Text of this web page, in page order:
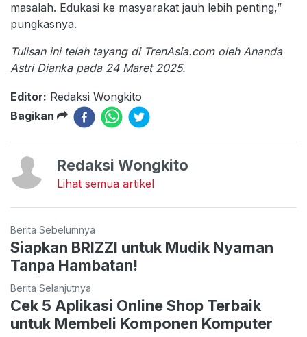
masalah. Edukasi ke masyarakat jauh lebih penting,”
pungkasnya.
Tulisan ini telah tayang di TrenAsia.com oleh Ananda
Astri Dianka pada 24 Maret 2025.
Editor: Redaksi Wongkito
Bagikan
Redaksi Wongkito
Lihat semua artikel
Berita Sebelumnya
Siapkan BRIZZI untuk Mudik Nyaman
Tanpa Hambatan!
Berita Selanjutnya
Cek 5 Aplikasi Online Shop Terbaik
untuk Membeli Komponen Komputer